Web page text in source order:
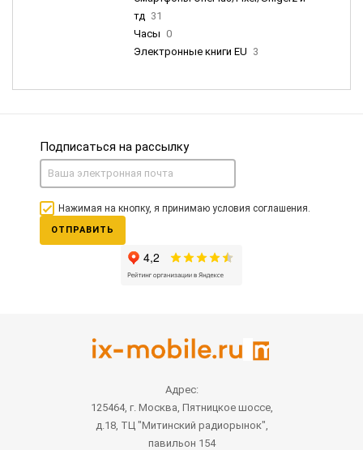
тд 31
Часы 0
Электронные книги EU 3
Подписаться на рассылку
Нажимая на кнопку, я принимаю условия соглашения.
ОТПРАВИТЬ
Адрес:
125464, г. Москва, Пятницкое шоссе,
д.18, ТЦ "Митинский радиорынок",
павильон 154